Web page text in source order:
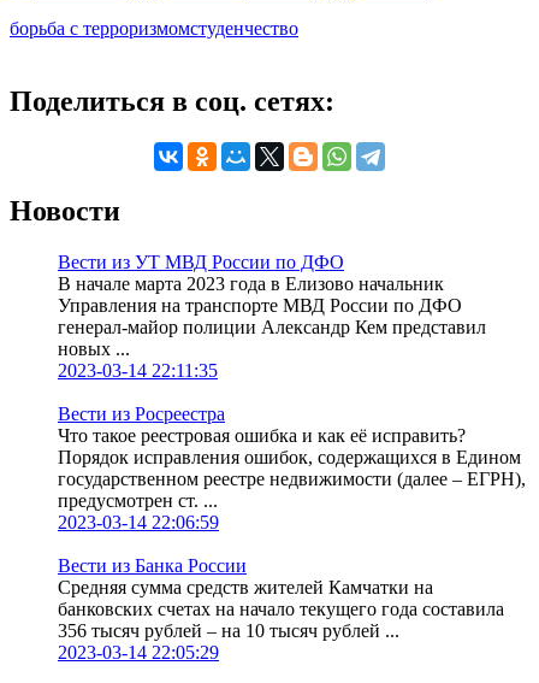
борьба с терроризмомстуденчество
Поделиться в соц. сетях:
Новости
Вести из УТ МВД России по ДФО
В начале марта 2023 года в Елизово начальник
Управления на транспорте МВД России по ДФО
генерал-майор полиции Александр Кем представил
новых ...
2023-03-14 22:11:35
Вести из Росреестра
Что такое реестровая ошибка и как её исправить?
Порядок исправления ошибок, содержащихся в Едином
государственном реестре недвижимости (далее – ЕГРН),
предусмотрен ст. ...
2023-03-14 22:06:59
Вести из Банка России
Средняя сумма средств жителей Камчатки на
банковских счетах на начало текущего года составила
356 тысяч рублей – на 10 тысяч рублей ...
2023-03-14 22:05:29